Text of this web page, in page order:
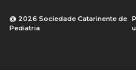
@ 2026 Sociedade Catarinente de
Pediatria